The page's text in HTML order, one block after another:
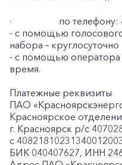
·
по телефону:
- с помощью
набора – круглосуточно
- с помощью оператора
время.
Платежные реквизиты
ПАО
Красноярское
г. Красноярск p/c
с
БИК 040407627, ИНН